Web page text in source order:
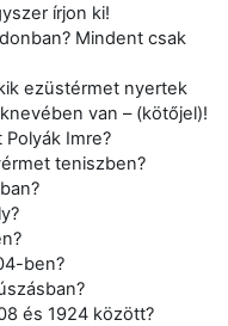
írjon ki!
Mindent csak
ezüstérmet nyertek
van – (kötőjel)!
Imre?
teniszben?
ben?
és 1924 között?